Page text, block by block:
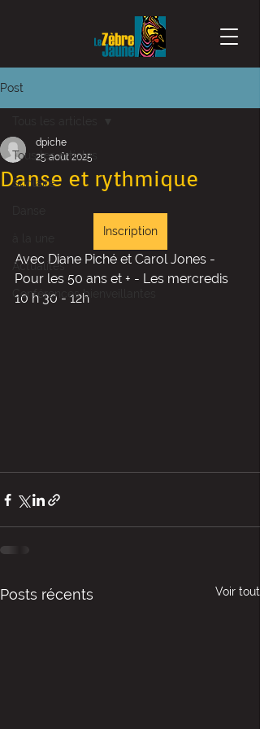
Post
Tous les articles
Scolaire
Actualités
Conférences bienveillantes
Danse et rythmique
dpiche
25 août 2025
Inscription
Avec Diane Piché et Carol Jones -
Pour les 50 ans et + - Les mercredis
10 h 30 - 12h
Posts récents Voir tout